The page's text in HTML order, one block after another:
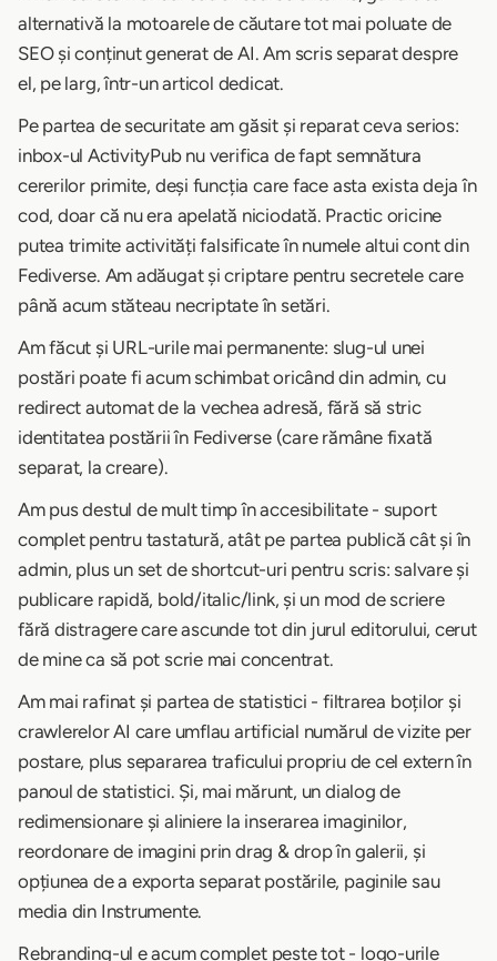
alternativă la motoarele de căutare tot mai poluate de
SEO și conținut generat de AI. Am scris separat despre
el, pe larg, într-un articol dedicat.
Pe partea de securitate am găsit și reparat ceva serios:
inbox-ul ActivityPub nu verifica de fapt semnătura
cererilor primite, deși funcția care face asta exista deja în
cod, doar că nu era apelată niciodată. Practic oricine
putea trimite activități falsificate în numele altui cont din
Fediverse. Am adăugat și criptare pentru secretele care
până acum stăteau necriptate în setări.
Am făcut și URL-urile mai permanente: slug-ul unei
postări poate fi acum schimbat oricând din admin, cu
redirect automat de la vechea adresă, fără să stric
identitatea postării în Fediverse (care rămâne fixată
separat, la creare).
Am pus destul de mult timp în accesibilitate - suport
complet pentru tastatură, atât pe partea publică cât și în
admin, plus un set de shortcut-uri pentru scris: salvare și
publicare rapidă, bold/italic/link, și un mod de scriere
fără distragere care ascunde tot din jurul editorului, cerut
de mine ca să pot scrie mai concentrat.
Am mai rafinat și partea de statistici - filtrarea boților și
crawlerelor AI care umflau artificial numărul de vizite per
postare, plus separarea traficului propriu de cel extern în
panoul de statistici. Și, mai mărunt, un dialog de
redimensionare și aliniere la inserarea imaginilor,
reordonare de imagini prin drag & drop în galerii, și
opțiunea de a exporta separat postările, paginile sau
media din Instrumente.
Rebranding-ul e acum complet peste tot - logo-urile